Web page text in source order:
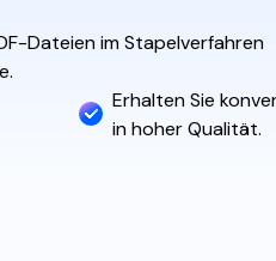
Dateien im Stapelverfahren
Erhalten Sie
in hoher Qualität.